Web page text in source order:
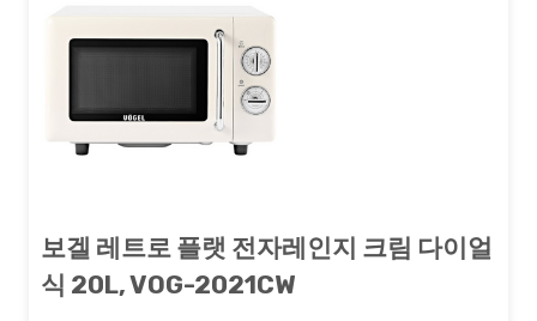
보겔 레트로 플랫 전자레인지 크림 다이얼
식 20L, VOG-2021CW